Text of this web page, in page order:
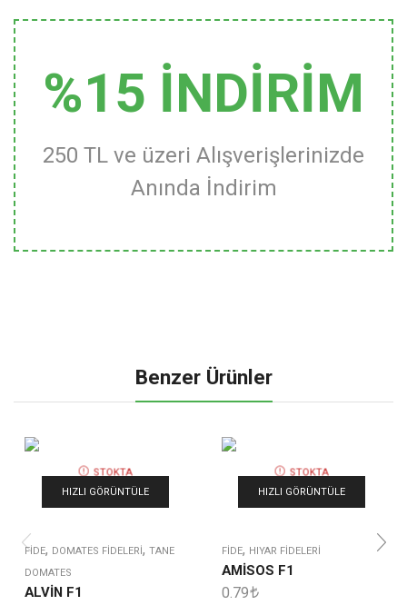
%15 İNDİRİM
250 TL ve üzeri Alışverişlerinizde
Anında İndirim
Benzer Ürünler
STOKTA
YOK
HIZLI GÖRÜNTÜLE
FIDE, DOMATES FIDELERI , TANE
DOMATES
ALVİN F1
STOKTA
YOK
HIZLI GÖRÜNTÜLE
FIDE, HIYAR FIDELERI
AMİSOS F1
0.79